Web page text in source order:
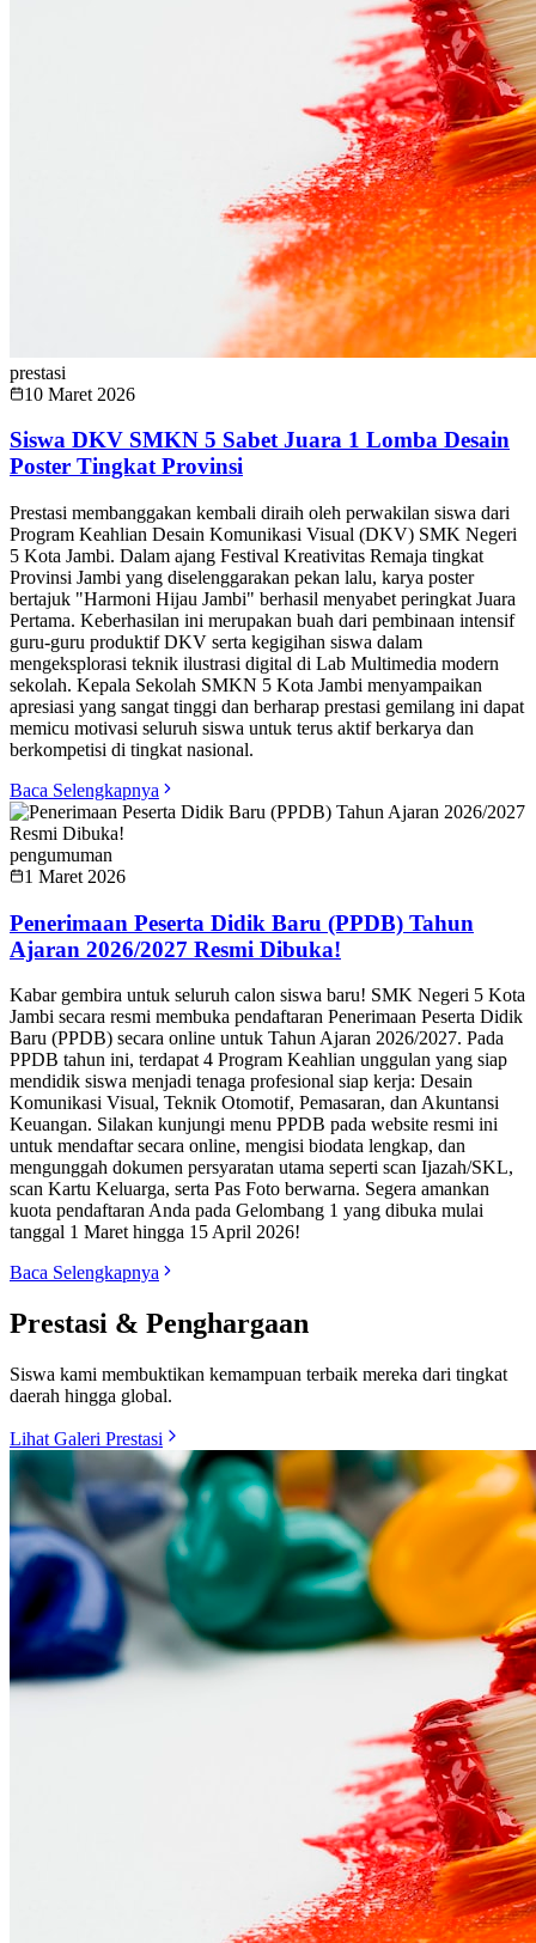
prestasi
10 Maret 2026
Siswa DKV SMKN 5 Sabet Juara 1 Lomba Desain
Poster Tingkat Provinsi
Prestasi membanggakan kembali diraih oleh perwakilan siswa dari
Program Keahlian Desain Komunikasi Visual (DKV) SMK Negeri
5 Kota Jambi. Dalam ajang Festival Kreativitas Remaja tingkat
Provinsi Jambi yang diselenggarakan pekan lalu, karya poster
bertajuk "Harmoni Hijau Jambi" berhasil menyabet peringkat Juara
Pertama. Keberhasilan ini merupakan buah dari pembinaan intensif
guru-guru produktif DKV serta kegigihan siswa dalam
mengeksplorasi teknik ilustrasi digital di Lab Multimedia modern
sekolah. Kepala Sekolah SMKN 5 Kota Jambi menyampaikan
apresiasi yang sangat tinggi dan berharap prestasi gemilang ini dapat
memicu motivasi seluruh siswa untuk terus aktif berkarya dan
berkompetisi di tingkat nasional.
Baca Selengkapnya
pengumuman
1 Maret 2026
Penerimaan Peserta Didik Baru (PPDB) Tahun
Ajaran 2026/2027 Resmi Dibuka!
Kabar gembira untuk seluruh calon siswa baru! SMK Negeri 5 Kota
Jambi secara resmi membuka pendaftaran Penerimaan Peserta Didik
Baru (PPDB) secara online untuk Tahun Ajaran 2026/2027. Pada
PPDB tahun ini, terdapat 4 Program Keahlian unggulan yang siap
mendidik siswa menjadi tenaga profesional siap kerja: Desain
Komunikasi Visual, Teknik Otomotif, Pemasaran, dan Akuntansi
Keuangan. Silakan kunjungi menu PPDB pada website resmi ini
untuk mendaftar secara online, mengisi biodata lengkap, dan
mengunggah dokumen persyaratan utama seperti scan Ijazah/SKL,
scan Kartu Keluarga, serta Pas Foto berwarna. Segera amankan
kuota pendaftaran Anda pada Gelombang 1 yang dibuka mulai
tanggal 1 Maret hingga 15 April 2026!
Baca Selengkapnya
Prestasi & Penghargaan
Siswa kami membuktikan kemampuan terbaik mereka dari tingkat
daerah hingga global.
Lihat Galeri Prestasi